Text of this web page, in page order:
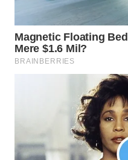
WN
BOROBUDUR
WN
SURABAYA